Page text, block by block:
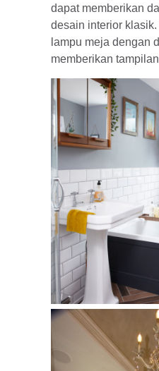
dapat memberikan
desain interior
lampu meja dengan
memberikan